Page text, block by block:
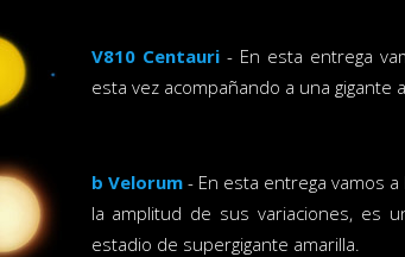
V810 Centauri- En esta entrega
esta vez acompañando a una gigante
b Velorum- En esta entrega vamos
la amplitud de sus variaciones, es
estadio de supergigante amarilla.